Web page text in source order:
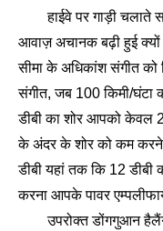
हाईवे पर गाड़ी चलाते
आवाज़ अचानक बढ़ी हुई
सीमा के अधिकांश संगीत को
संगीत, जब 100 किमी/घंटा
डीबी का शोर आपको केवल
के अंदर के शोर को कम करने
डीबी यहां तक कि 12 डीबी
करना आपके पावर
उपरोक्त डोंगगुआन हैलैंग